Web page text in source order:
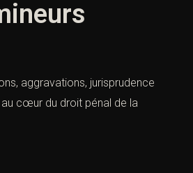
aggravations, jurisprudence
au cœur du droit pénal de la